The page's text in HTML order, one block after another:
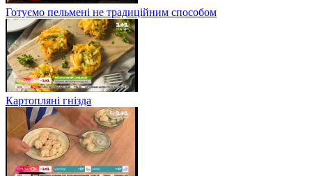
Готуємо пельмені не традиційним способом
Картопляні гнізда